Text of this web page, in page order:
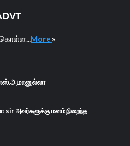
கொள்ள... More »
sir அவர்களுக்கு மனம் நிறைந்த